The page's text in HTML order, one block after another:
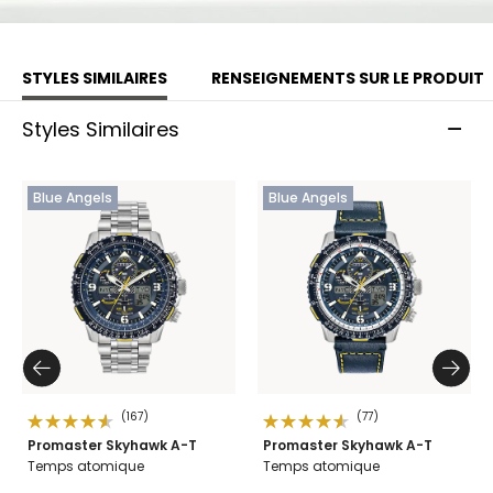
STYLES SIMILAIRES RENSEIGNEMENTS SUR LE PRODUIT
Styles Similaires
Blue Angels
(167)
Promaster Skyhawk A-T
Temps atomique
Blue Angels
(77)
Promaster Skyhawk A-T
Temps atomique